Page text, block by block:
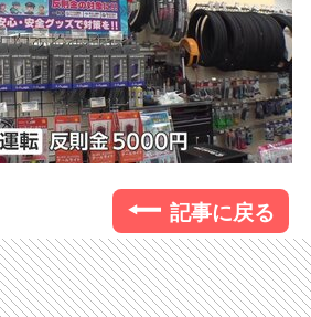
記事に戻る